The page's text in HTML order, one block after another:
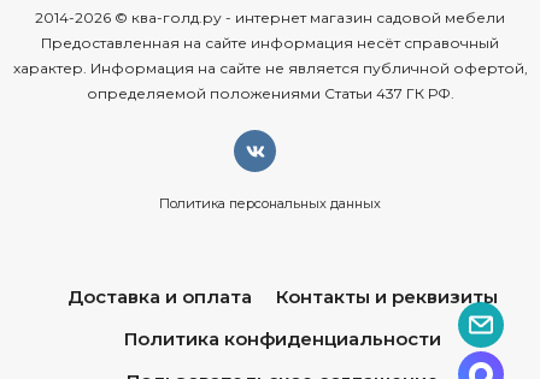
2014-2026 © ква-голд.ру - интернет магазин садовой мебели
Предоставленная на сайте информация несёт справочный
характер. Информация на сайте не является публичной офертой,
определяемой положениями Статьи 437 ГК РФ.
Политика персональных данных
Доставка и оплата
Контакты и реквизиты
Политика конфиденциальности